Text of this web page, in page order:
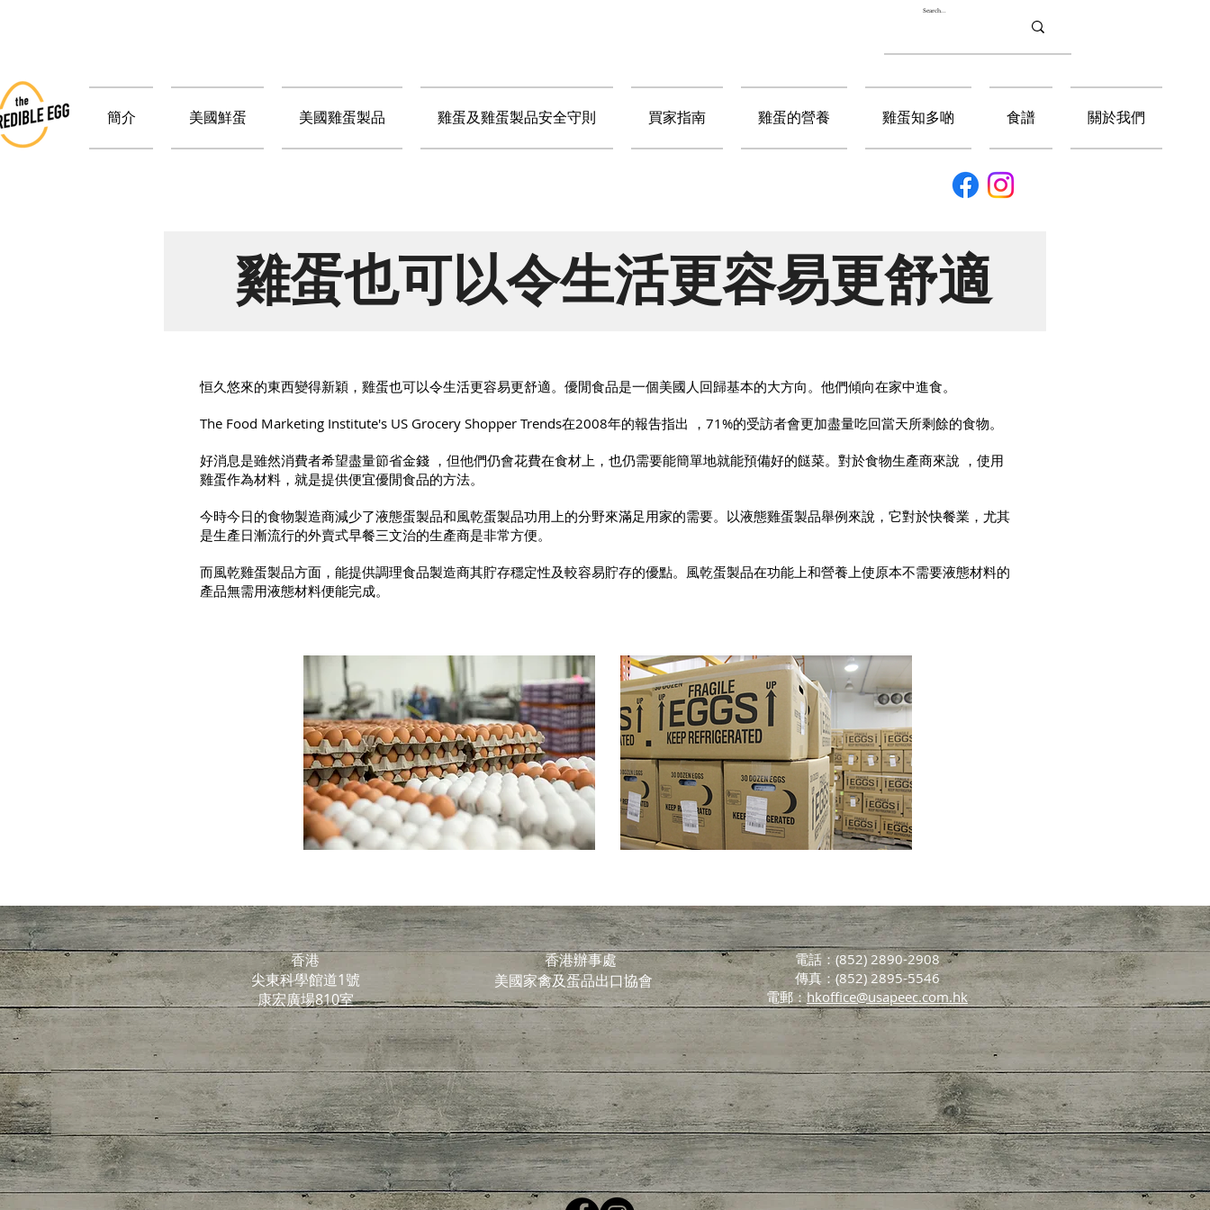
簡介 美國鮮蛋 美國雞蛋製品 雞蛋及雞蛋製品安全守則 買家指南 雞蛋的營養 雞蛋知多啲 食譜 關於我們
雞蛋也可以令生活更容易更舒適
恒久悠來的東西變得新穎，雞蛋也可以令生活更容易更舒適。優閒食品是一個美國人回歸基本的大方向。他們傾向在家中進食。
The Food Marketing Institute's US Grocery Shopper Trends在2008年的報吿指出 ，71%的受訪者會更加盡量吃回當天所剩餘的食物。
好消息是雖然消費者希望盡量節省金錢 ，但他們仍會花費在食材上，也仍需要能簡單地就能預備好的餸菜。對於食物生產商來說 ，使用
雞蛋作為材料，就是提供便宜優閒食品的方法。
今時今日的食物製造商減少了液態蛋製品和風乾蛋製品功用上的分野來滿足用家的需要。以液態雞蛋製品舉例來說，它對於快餐業，尤其
是生產日漸流行的外賣式早餐三文治的生產商是非常方便。
而風乾雞蛋製品方面，能提供調理食品製造商其貯存穩定性及較容易貯存的優點。風乾蛋製品在功能上和營養上使原本不需要液態材料的
產品無需用液態材料便能完成。
香港
尖東科學館道1號
康宏廣場810室
美國家禽及蛋品出口協會
香港辦事處
電話：(852) 2890-2908
傳真：(852) 2895-5546
電郵：hkoffice@usapeec.com.hk